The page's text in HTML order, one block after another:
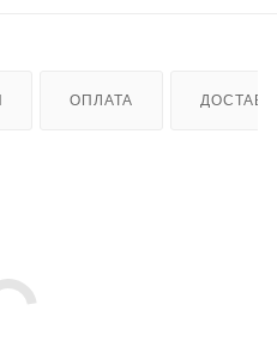
ОПЛАТА